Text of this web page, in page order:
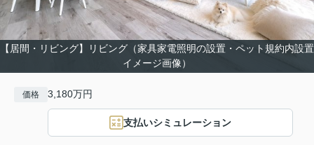
【居間・リビング】リビング（家具家電照明の設置・ペット規約内設置
イメージ画像）
価格 3,180万円
支払いシミュレーション